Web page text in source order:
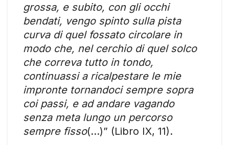
grossa, e subito, con gli occhi
bendati, vengo spinto sulla pista
curva di quel fossato circolare in
modo che, nel cerchio di quel solco
che correva tutto in tondo,
continuassi a ricalpestare le mie
impronte tornandoci sempre sopra
coi passi, e ad andare vagando
senza meta lungo un percorso
sempre fisso(…)” (Libro IX, 11).